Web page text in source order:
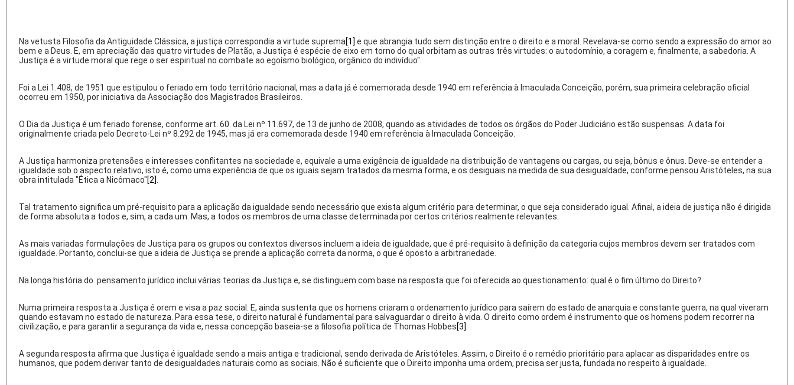
Na vetusta Filosofia da Antiguidade Clássica, a justiça correspondia a virtude suprema[1] e que abrangia tudo sem distinção entre o direito e a moral. Revelava-se como sendo a expressão do amor ao
bem e a Deus. E, em apreciação das quatro virtudes de Platão, a Justiça é espécie de eixo em torno do qual orbitam as outras três virtudes: o autodomínio, a coragem e, finalmente, a sabedoria. A
Justiça é a virtude moral que rege o ser espiritual no combate ao egoísmo biológico, orgânico do indivíduo".
Foi a Lei 1.408, de 1951 que estipulou o feriado em todo território nacional, mas a data já é comemorada desde 1940 em referência à Imaculada Conceição, porém, sua primeira celebração oficial
ocorreu em 1950, por iniciativa da Associação dos Magistrados Brasileiros.
O Dia da Justiça é um feriado forense, conforme art. 60. da Lei nº 11.697, de 13 de junho de 2008, quando as atividades de todos os órgãos do Poder Judiciário estão suspensas. A data foi
originalmente criada pelo Decreto-Lei nº 8.292 de 1945, mas já era comemorada desde 1940 em referência à Imaculada Conceição.
A Justiça harmoniza pretensões e interesses conflitantes na sociedade e, equivale a uma exigência de igualdade na distribuição de vantagens ou cargas, ou seja, bônus e ônus. Deve-se entender a
igualdade sob o aspecto relativo, isto é, como uma experiência de que os iguais sejam tratados da mesma forma, e os desiguais na medida de sua desigualdade, conforme pensou Aristóteles, na sua
obra intitulada "Ética a Nicômaco"[2]
Tal tratamento significa um pré-requisito para a aplicação da igualdade sendo necessário que exista algum critério para determinar, o que seja considerado igual. Afinal, a ideia de justiça não é dirigida
de forma absoluta a todos e, sim, a cada um. Mas, a todos os membros de uma classe determinada por certos critérios realmente relevantes.
As mais variadas formulações de Justiça para os grupos ou contextos diversos incluem a ideia de igualdade, que é pré-requisito à definição da categoria cujos membros devem ser tratados com
igualdade. Portanto, conclui-se que a ideia de Justiça se prende a aplicação correta da norma, o que é oposto a arbitrariedade.
Na longa história do pensamento jurídico inclui várias teorias da Justiça e, se distinguem com base na resposta que foi oferecida ao questionamento: qual é o fim último do Direito?
Numa primeira resposta a Justiça é orem e visa a paz social. E, ainda sustenta que os homens criaram o ordenamento jurídico para saírem do estado de anarquia e constante guerra, na qual viveram
quando estavam no estado de natureza. Para essa tese, o direito natural é fundamental para salvaguardar o direito à vida. O direito como ordem é instrumento que os homens podem recorrer na
civilização, e para garantir a segurança da vida e, nessa concepção baseia-se a filosofia política de Thomas Hobbes[3]
A segunda resposta afirma que Justiça é igualdade sendo a mais antiga e tradicional, sendo derivada de Aristóteles. Assim, o Direito é o remédio prioritário para aplacar as disparidades entre os
humanos, que podem derivar tanto de desigualdades naturais como as sociais. Não é suficiente que o Direito imponha uma ordem, precisa ser justa, fundada no respeito à igualdade.